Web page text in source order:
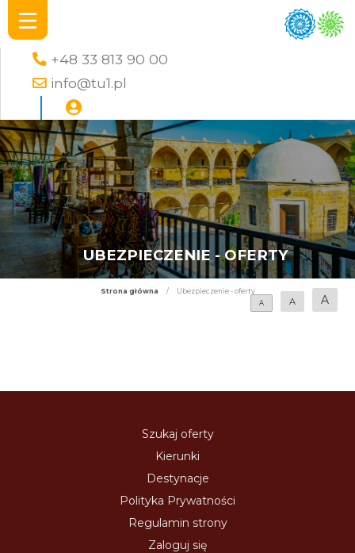
+48 33 813 90 00
info@tu1.pl
UBEZPIECZENIE - OFERTY
Strona główna /
Ubezpieczenie - oferty
A
A A
Szukaj oferty
Kierunki
Destynacje
Polityka Prywatności
Regulamin strony
Zaloguj się